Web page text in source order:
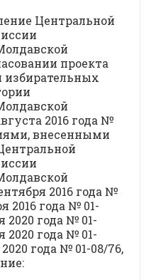
Центральной
проекта
избирательных
2016 года №
внесенными
2016 года №
2016 года № 01-
2020 года № 01-
2020 года № 01-
года № 01-08/76,